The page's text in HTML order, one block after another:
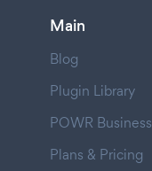
Main
Blog
Plugin Library
POWR Business
Plans & Pricing